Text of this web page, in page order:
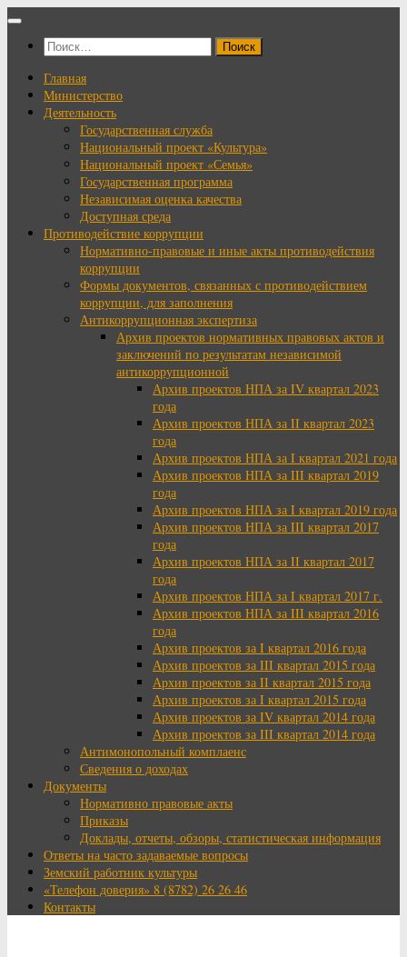
Перейти
содержимому
Найти:
Главная
Министерство
Деятельность
Государственная служба
Национальный проект «Культура»
Национальный проект «Семья»
Государственная программа
Независимая оценка качества
Доступная среда
Противодействие коррупции
Нормативно-правовые и иные акты противодействия
коррупции
Формы документов, связанных с противодействием
коррупции, для заполнения
Антикоррупционная экспертиза
Архив проектов нормативных правовых актов и
заключений по результатам независимой
антикоррупционной
Архив проектов НПА за IV квартал 2023
года
Архив проектов НПА за II квартал 2023
года
Архив проектов НПА за I квартал 2021 года
Архив проектов НПА за III квартал 2019
года
Архив проектов НПА за I квартал 2019 года
Архив проектов НПА за III квартал 2017
года
Архив проектов НПА за II квартал 2017
года
Архив проектов НПА за I квартал 2017 г.
Архив проектов НПА за III квартал 2016
года
Архив проектов за I квартал 2016 года
Архив проектов за III квартал 2015 года
Архив проектов за II квартал 2015 года
Архив проектов за I квартал 2015 года
Архив проектов за IV квартал 2014 года
Архив проектов за III квартал 2014 года
Антимонопольный комплаенс
Сведения о доходах
Документы
Нормативно правовые акты
Приказы
Доклады, отчеты, обзоры, статистическая информация
Ответы на часто задаваемые вопросы
Земский работник культуры
«Телефон доверия» 8 (8782) 26 26 46
Контакты